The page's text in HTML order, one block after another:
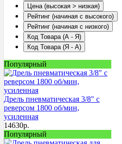
Цена (высокая > низкая)
Рейтинг (начиная с высокого)
Рейтинг (начиная с низкого)
Код Товара (А - Я)
Код Товара (Я - А)
Популярный
Дрель пневматическая 3/8" с
реверсом 1800 об/мин,
усиленная
14630р.
Популярный